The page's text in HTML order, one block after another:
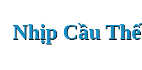
Nhịp Cầu